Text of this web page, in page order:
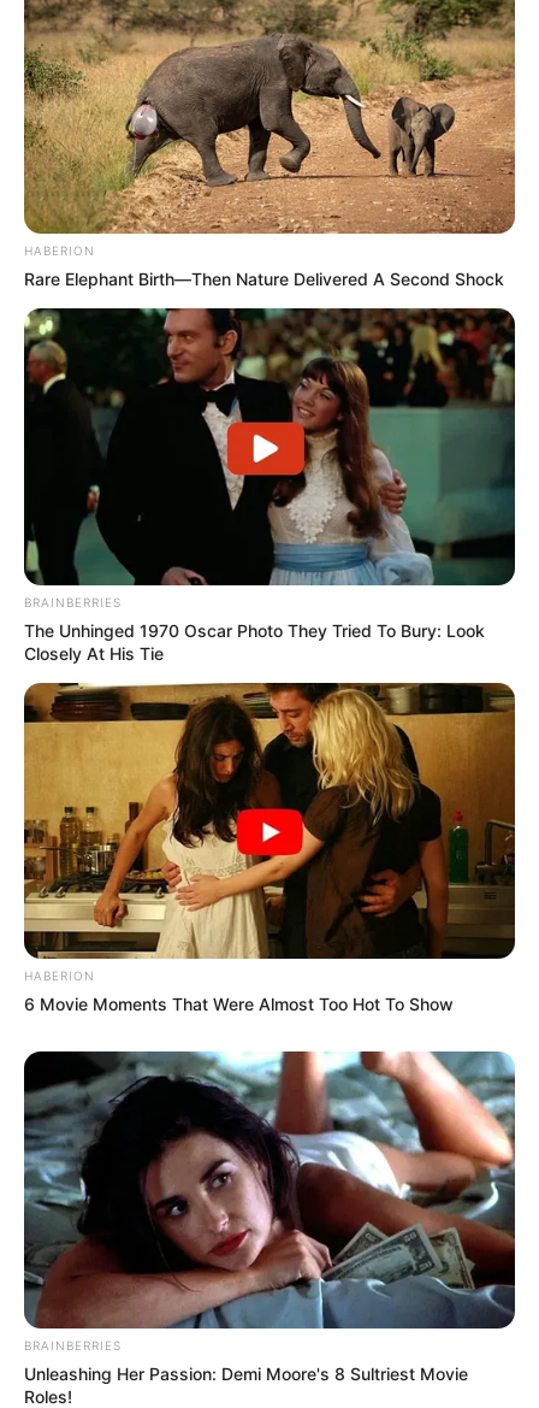
HABERION
Rare Elephant Birth—Then Nature Delivered A Second Shock
BRAINBERRIES
The Unhinged 1970 Oscar Photo They Tried To Bury: Look
Closely At His Tie
HABERION
6 Movie Moments That Were Almost Too Hot To Show
BRAINBERRIES
Unleashing Her Passion: Demi Moore's 8 Sultriest Movie
Roles!